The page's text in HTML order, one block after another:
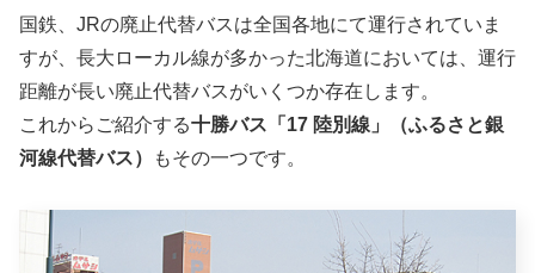
国鉄、JRの廃止代替バスは全国各地にて運行されていま
すが、長大ローカル線が多かった北海道においては、運行
距離が長い廃止代替バスがいくつか存在します。
これからご紹介する十勝バス「17 陸別線」（ふるさと銀
河線代替バス）
もその一つです。